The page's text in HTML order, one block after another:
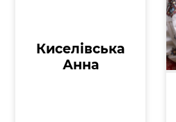
Киселівська
Анна